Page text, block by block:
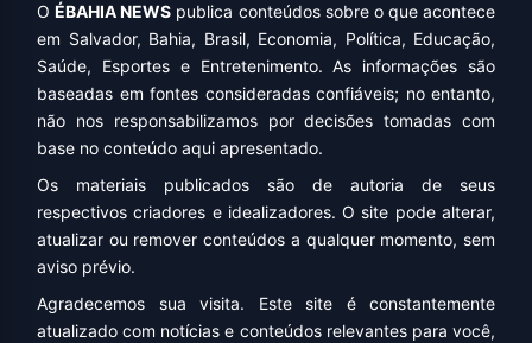
OÉBAHIA NEWS publica conteúdos sobre o que acontece
em Salvador, Bahia, Brasil, Economia, Política, Educação,
Saúde, Esportes e Entretenimento. As informações são
baseadas em fontes consideradas confiáveis; no entanto,
não nos responsabilizamos por decisões tomadas com
base no conteúdo aqui apresentado.
Os materiais publicados são de autoria de seus
respectivos criadores e idealizadores. O site pode alterar,
atualizar ou remover conteúdos a qualquer momento, sem
aviso prévio.
Agradecemos sua visita. Este site é constantemente
atualizado com notícias e conteúdos relevantes para você,